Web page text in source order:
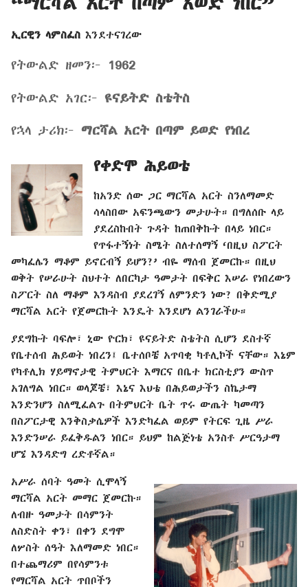
ኢርዊን ላምስፈስ እንደተናገረው
የትውልድ ዘመን፦ 1962
የትውልድ አገር፦ ዩናይትድ ስቴትስ
የኋላ ታሪክ፦ ማርሻል አርት በጣም ይወድ የነበረ
የቀድሞ ሕይወቴ
ከአንድ ሰው ጋር ማርሻል አርት ስንለማመድ
ሳላስበው አፍንጫውን መታሁት። በግለሰቡ ላይ
ያደረስኩበት ጉዳት ከጠበቅኩት በላይ ነበር።
የጥፋተኝነት ስሜት ስለተሰማኝ ‘በዚህ ስፖርት
መካፈሌን ማቆም ይኖርብኝ ይሆን?’ ብዬ ማሰብ ጀመርኩ። በዚህ
ወቅት የሠራሁት ስህተት ለበርካታ ዓመታት በፍቅር እሠራ የነበረውን
ስፖርት ስለ ማቆም እንዳስብ ያደረገኝ ለምንድን ነው? በቅድሚያ
ማርሻል አርት የጀመርኩት እንዴት እንደሆነ ልንገራችሁ።
ያደግኩት ባፍሎ፣ ኒው ዮርክ፣ ዩናይትድ ስቴትስ ሲሆን ደስተኛ
የቤተሰብ ሕይወት ነበረን፤ ቤተሰቦቼ አጥባቂ ካቶሊኮች ናቸው። እኔም
የካቶሊክ ሃይማኖታዊ ትምህርት እማርና በቤተ ክርስቲያን ውስጥ
አገለግል ነበር። ወላጆቼ፣ እኔና እህቴ በሕይወታችን ስኬታማ
እንድንሆን ስለሚፈልጉ በትምህርት ቤት ጥሩ ውጤት ካመጣን
በስፖርታዊ እንቅስቃሴዎች እንድካፈል ወይም የትርፍ ጊዜ ሥራ
እንድንሠራ ይፈቅዱልን ነበር። ይህም ከልጅነቴ አንስቶ ሥርዓታማ
ሆኜ እንዳድግ ረድቶኛል።
አሥራ ሰባት ዓመት ሲሞላኝ
ማርሻል አርት መማር ጀመርኩ።
ለብዙ ዓመታት በሳምንት
ለስድስት ቀን፣ በቀን ደግሞ
ለሦስት ሰዓት እለማመድ ነበር።
በተጨማሪም በየሳምንቱ
የማርሻል አርት ጥበቦችን